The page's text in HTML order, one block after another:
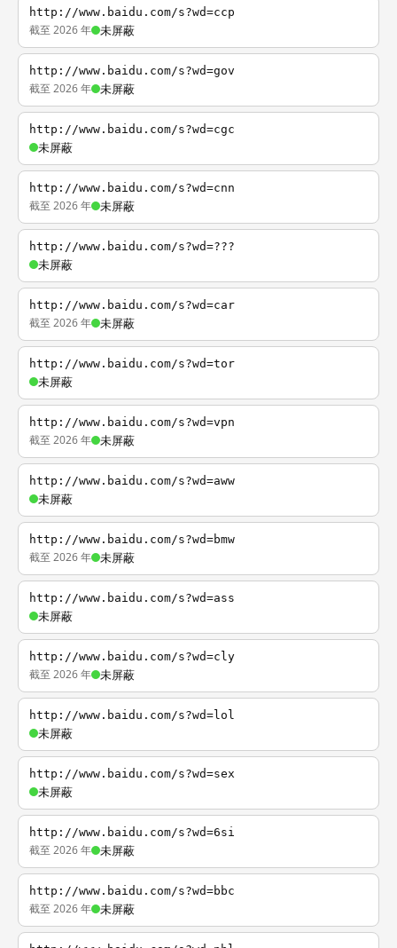
http://www.baidu.com/s?wd=ccp
截至 2026 年 未屏蔽
http://www.baidu.com/s?wd=gov
截至 2026 年 未屏蔽
http://www.baidu.com/s?wd=cgc
未屏蔽
http://www.baidu.com/s?wd=cnn
截至 2026 年 未屏蔽
http://www.baidu.com/s?wd=???
未屏蔽
http://www.baidu.com/s?wd=car
截至 2026 年 未屏蔽
http://www.baidu.com/s?wd=tor
未屏蔽
http://www.baidu.com/s?wd=vpn
截至 2026 年 未屏蔽
http://www.baidu.com/s?wd=aww
未屏蔽
http://www.baidu.com/s?wd=bmw
截至 2026 年 未屏蔽
http://www.baidu.com/s?wd=ass
未屏蔽
http://www.baidu.com/s?wd=cly
截至 2026 年 未屏蔽
http://www.baidu.com/s?wd=lol
未屏蔽
http://www.baidu.com/s?wd=sex
未屏蔽
http://www.baidu.com/s?wd=6si
截至 2026 年 未屏蔽
http://www.baidu.com/s?wd=bbc
截至 2026 年 未屏蔽